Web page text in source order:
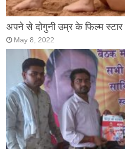
अपने से दोगुनी उम्र के फिल्म स्टार
May 8, 2022